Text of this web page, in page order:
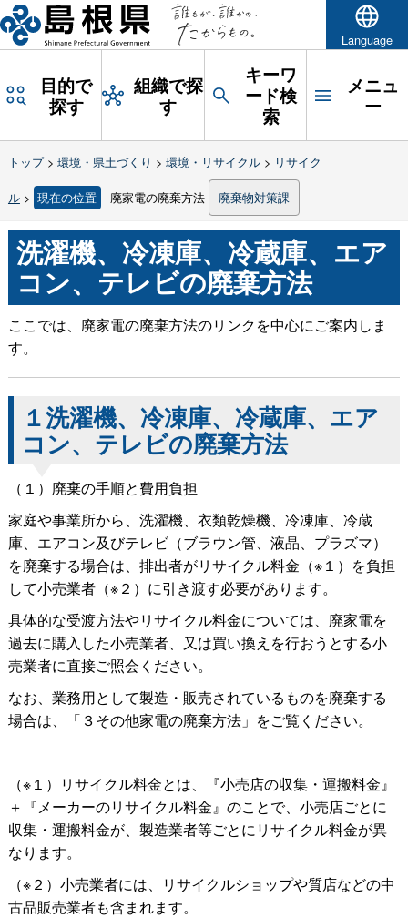
Language
目的で
探す
組織で探
す
キーワ
ード検
索
メニュ
ー
トップ> 環境・県土づくり > 環境・リサイクル> リサイク
ル> 現在の位置 廃家電の廃棄方法 廃棄物対策課
洗濯機、冷凍庫、冷蔵庫、エア
コン、テレビの廃棄方法
ここでは、廃家電の廃棄方法のリンクを中心にご案内しま
す。
１洗濯機、冷凍庫、冷蔵庫、エア
コン、テレビの廃棄方法
（１）廃棄の手順と費用負担
家庭や事業所から、洗濯機、衣類乾燥機、冷凍庫、冷蔵
庫、エアコン及びテレビ（ブラウン管、液晶、プラズマ）
を廃棄する場合は、排出者がリサイクル料金（※１）を負担
して小売業者（※２）に引き渡す必要があります。
具体的な受渡方法やリサイクル料金については、廃家電を
過去に購入した小売業者、又は買い換えを行おうとする小
売業者に直接ご照会ください。
なお、業務用として製造・販売されているものを廃棄する
場合は、「３その他家電の廃棄方法」をご覧ください。
（※１）リサイクル料金とは、『小売店の収集・運搬料金』
＋『メーカーのリサイクル料金』のことで、小売店ごとに
収集・運搬料金が、製造業者等ごとにリサイクル料金が異
なります。
（※２）小売業者には、リサイクルショップや質店などの中
古品販売業者も含まれます。